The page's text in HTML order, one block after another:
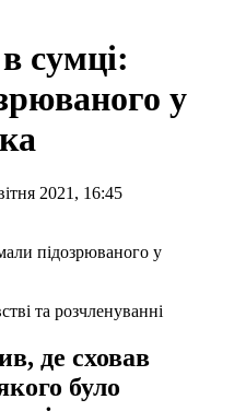
сумці:
у
2021, 16:45
та розчленуванні
де сховав
було